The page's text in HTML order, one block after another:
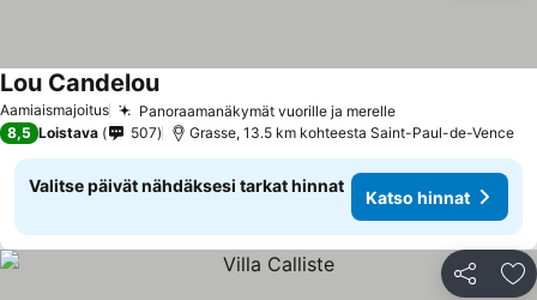
Aamiaismajoitus Panoraamanäkymät vuorille ja merelleKatso hinnat
Lou CandelouKatso hinnat
8,5 Loistava 507 Grasse, 13.5 km kohteesta Saint-Paul-de-Vence
Valitse päivät nähdäksesi tarkat hinnat
Katso hinnat
Jaa